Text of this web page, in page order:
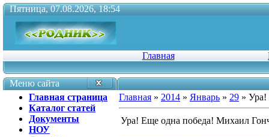
Пятница, 07.08.2026, 18:54
Главная
Меню сайта
Главная страница
Каталог статей
Документы
НОУ
Главная » 2014 » Январь » 29 »
Ура! Еще одна победа! Михаил